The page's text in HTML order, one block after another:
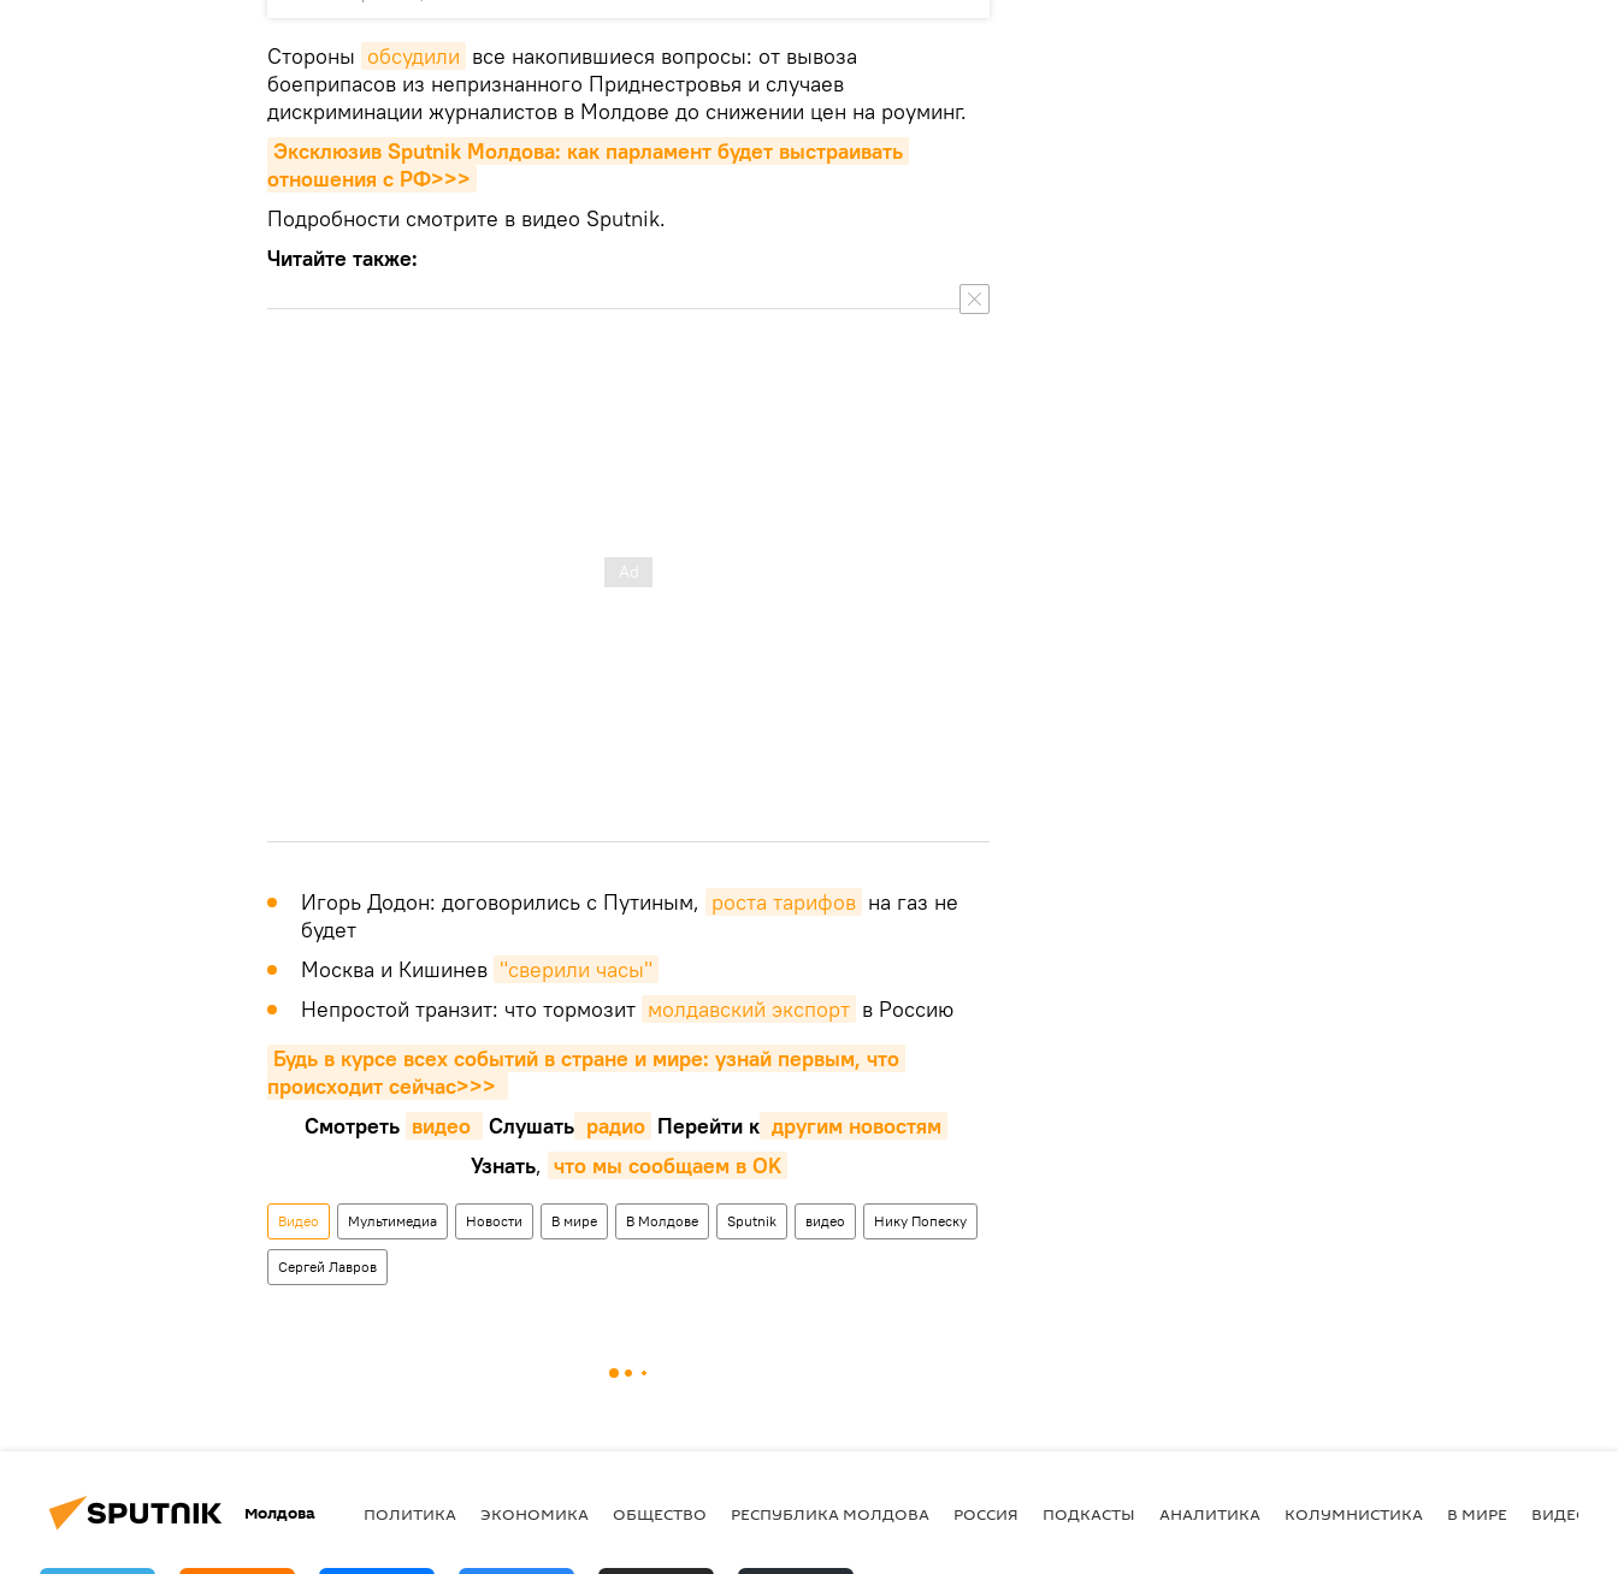
Стороны обсудили все накопившиеся вопросы: от вывоза
боеприпасов из непризнанного Приднестровья и случаев
дискриминации журналистов в Молдове до снижении цен на роуминг.
Эксклюзив Sputnik Молдова: как парламент будет выстраивать
отношения с РФ>>>
Подробности смотрите в видео Sputnik.
Читайте также:
Игорь Додон: договорились с Путиным, роста тарифов на газ не
будет
Москва и Кишинев "сверили часы"
Непростой транзит: что тормозит молдавский экспорт в Россию
Будь в курсе всех событий в стране и мире: узнай первым, что
происходит сейчаc>>>
Смотреть видео Cлушать радио Перейти к другим новостям
Узнать, что мы сообщаем в OK
Видео Мультимедиа Новости В мире В Молдове Sputnik видео Нику Попеску
Сергей Лавров
Молдова ПОЛИТИКА ЭКОНОМИКА ОБЩЕСТВО РЕСПУБЛИКА МОЛДОВА РОССИЯ ПОДКАСТЫ АНАЛИТИКА КОЛУМНИСТИКА В МИРЕ ВИДЕО